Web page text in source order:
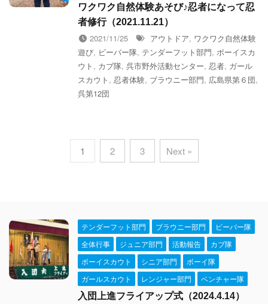
ワクワク自然体験あそび♪忍者になって忍
者修行（2021.11.21）
2021/11/25 アウトドア, ワクワク自然体験
遊び, ビーバー隊, テンダーフット部門, ボーイスカ
ウト , カブ隊, 呉市野外活動センター, 忍者, ガール
スカウト , 忍者体験, ブラウニー部門, 広島県第６団,
呉第12団
1 2 3 Next »
テンダーフット部門 ブラウニー部門
ビーバー隊
全体行事
ジュニア部門 活動報告
カブ隊
ボーイスカウト
シニア部門
ボーイ隊
ガールスカウト
レンジャー部門
ベンチャー隊
入団上進フライアップ式（2024.4.14）